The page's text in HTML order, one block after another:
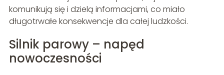
komunikują się i dzielą informacjami, co miało
długotrwałe konsekwencje dla całej ludzkości.
Silnik parowy – napęd
nowoczesności